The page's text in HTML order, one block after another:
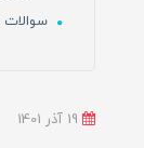
سوالات